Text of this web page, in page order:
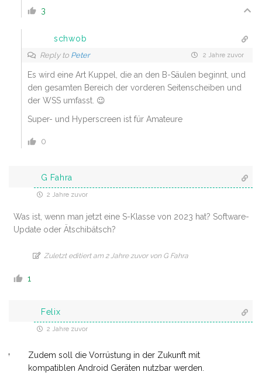
3
schwob
Reply to Peter 2 Jahre zuvor
Es wird eine Art Kuppel, die an den B-Säulen beginnt, und
den gesamten Bereich der vorderen Seitenscheiben und
der WSS umfasst. 😉
Super- und Hyperscreen ist für Amateure
0
G Fahra
2 Jahre zuvor
Was ist, wenn man jetzt eine S-Klasse von 2023 hat? Software-
Update oder Ätschibätsch?
Zuletzt editiert am 2 Jahre zuvor von G Fahra
1
Felix
2 Jahre zuvor
Zudem soll die Vorrüstung in der Zukunft mit
kompatiblen Android Geräten nutzbar werden.